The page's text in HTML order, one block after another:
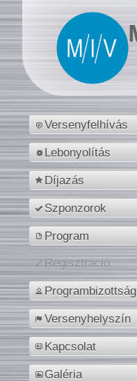
Versenyfelhívás
Lebonyolítás
Díjazás
Szponzorok
Program
Regisztráció
Programbizottság
Versenyhelyszín
Kapcsolat
Galéria